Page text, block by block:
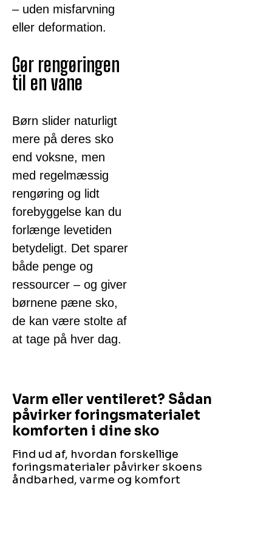
– uden misfarvning
eller deformation.
Gør rengøringen
til en vane
Børn slider naturligt
mere på deres sko
end voksne, men
med regelmæssig
rengøring og lidt
forebyggelse kan du
forlænge levetiden
betydeligt. Det sparer
både penge og
ressourcer – og giver
børnene pæne sko,
de kan være stolte af
at tage på hver dag.
Varm eller ventileret? Sådan
påvirker foringsmaterialet
komforten i dine sko
Find ud af, hvordan forskellige
foringsmaterialer påvirker skoens
åndbarhed, varme og komfort